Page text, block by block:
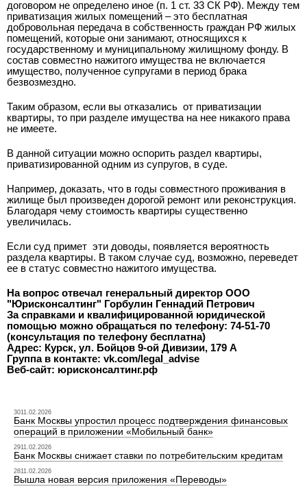
договором не определено иное (п. 1 ст. 33 СК РФ). Между тем
приватизация жилых помещений – это бесплатная
добровольная передача в собственность граждан РФ жилых
помещений, которые они занимают, относящихся к
государственному и муниципальному жилищному фонду. В
состав совместно нажитого имущества не включается
имущество, полученное супругами в период брака
безвозмездно.
Таким образом, если вы отказались от приватизации
квартиры, то при разделе имущества на нее никакого права
не имеете.
В данной ситуации можно оспорить раздел квартиры,
приватизированной одним из супругов, в суде.
Например, доказать, что в годы совместного проживания в
жилище был произведен дорогой ремонт или реконструкция.
Благодаря чему стоимость квартиры существенно
увеличилась.
Если суд примет эти доводы, появляется вероятность
раздела квартиры. В таком случае суд, возможно, переведет
ее в статус совместно нажитого имущества.
На вопрос отвечал генеральный директор ООО
"Юрисконсалтинг" Горбулин Геннадий Петрович
За справками и квалифицированной юридической
помощью можно обращаться по телефону: 74-51-70
(консультация по телефону бесплатна)
Адрес: Курск, ул. Бойцов 9-ой Дивизии, 179 А
Группа в контакте: vk.com/legal_advise
Веб-сайт: юрисконсалтинг.рф
3011.02.2026
Банк Москвы упростил процесс подтверждения финансовых
операций в приложении «Мобильный банк»
2911.02.2026
Банк Москвы снижает ставки по потребительским кредитам
2811.02.2026
Вышла новая версия приложения «Переводы»